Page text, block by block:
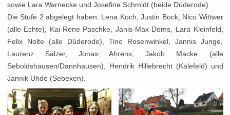
sowie Lara Warnecke und Josefine Schmidt (beide Düderode).
Die Stufe 2 abgelegt haben: Lena Koch, Justin Bock, Nico Wittwer
(alle Echte), Kai-Rene Paschke, Janis-Max Doms, Lara Kleinfeld,
Felix Nolte (alle Düderode), Tino Rosenwinkel, Jannis Junge,
Laurenz Sälzer, Jonas Ahrens, Jakob Macke (alle
Seboldshausen/Dannhausen), Hendrik Hillebrecht (Kalefeld) und
Jannik Uhde (Sebexen).